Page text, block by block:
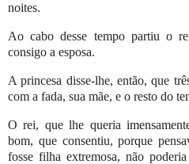
noites.
Ao cabo desse tempo partiu o
consigo a esposa.
A princesa disse-lhe, então, que
com a fada, sua mãe, e o resto do
O rei, que lhe queria
bom, que consentiu, porque
fosse filha extremosa, não